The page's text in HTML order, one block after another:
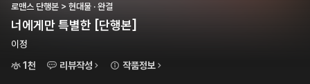
로맨스 단행본 > 현대물 · 완결
너에게만 특별한 [단행본]
이정
1천
리뷰작성 작품정보